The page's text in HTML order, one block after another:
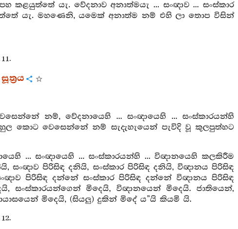
යැ. වේදනාව අනාත්මයැ ... සංඥාව ... සංස්කාර
යැ. මහණෙනි, යමෙක් අනාත්ම නම් එහි ලා තොප විසින්
නම්, වේදනායෙහි ... සංඥායෙහි ... සංස්කාරයන්හි
කොට වෙසෙන්නේ නම් සැදැහැයෙන් පැවිදි වූ කුලපුත්හට
... සංඥායෙහි ... සංස්කාරයන්හි ... විඥානයෙහි කලකිරීම
පිරිසිඳ දනියි, සංස්කාර පිරිසිඳ දනියි, විඥානය පිරිසිඳ
පිරිසිඳ දන්නේ සංස්කාර පිරිසිඳ දන්නේ විඥානය පිරිසිඳ
සංස්කාරයන්ගෙන් මිදෙයි, විඥානයෙන් මිදෙයි. ජාතියෙන්,
මිදෙයි, (සියලු) දුකින් මිදේ ය”යි කියමි යි.